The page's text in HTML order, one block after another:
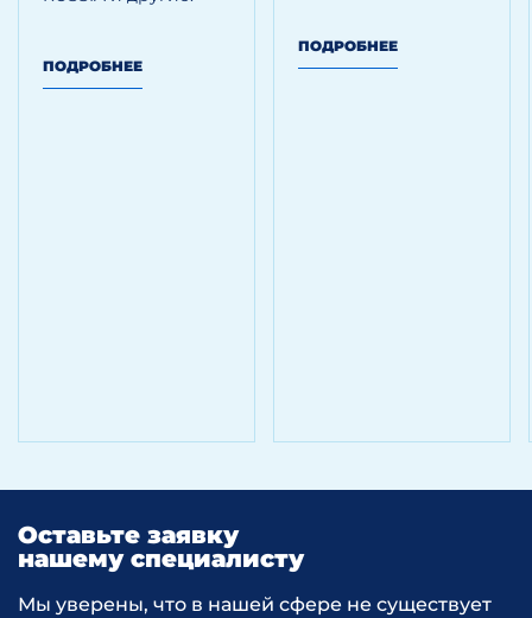
ПОДРОБНЕЕ
ПОДРОБНЕЕ
Оставьте заявку
нашему специалисту
Мы уверены, что в нашей сфере не существует